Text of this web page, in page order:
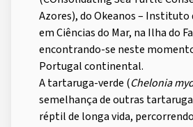
Azores), do Okeanos – Instituto
em Ciências do Mar, na Ilha do
encontrando-se neste
Portugal continental.
A tartaruga-verde (Chelonia
semelhança de outras
réptil de longa vida,